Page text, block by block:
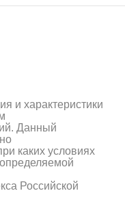
и характеристики
Данный
каких условиях
Российской